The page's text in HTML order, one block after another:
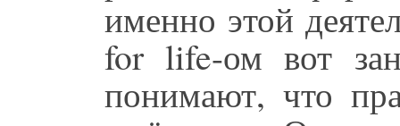
именно этой
for life-ом вот
понимают, что